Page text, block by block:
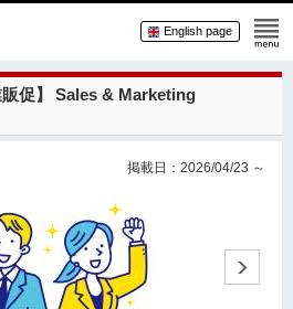
English page
促】
Sales & Marketing
掲載日：2026/04/23 ～